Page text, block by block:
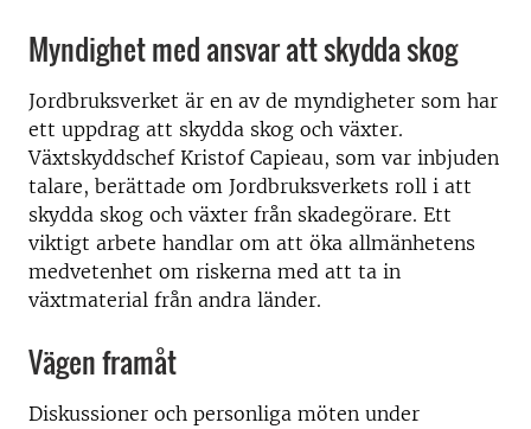
Myndighet med ansvar att skydda skog
Jordbruksverket är en av de myndigheter som har
ett uppdrag att skydda skog och växter.
Växtskyddschef Kristof Capieau, som var inbjuden
talare, berättade om Jordbruksverkets roll i att
skydda skog och växter från skadegörare. Ett
viktigt arbete handlar om att öka allmänhetens
medvetenhet om riskerna med att ta in
växtmaterial från andra länder.
Vägen framåt
Diskussioner och personliga möten under